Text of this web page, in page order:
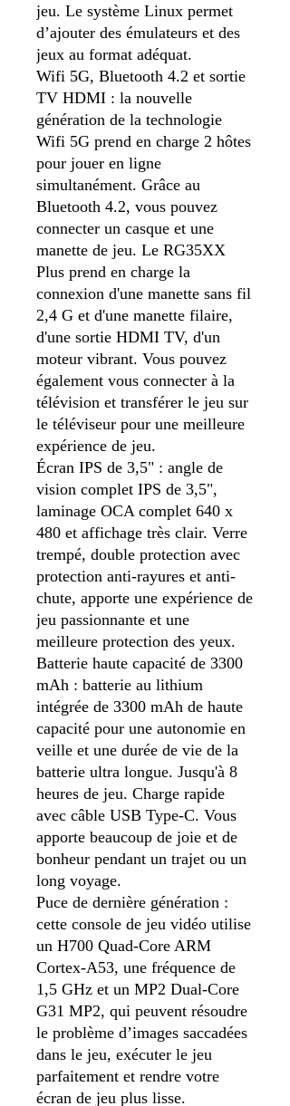
jeu. Le système Linux permet
d’ajouter des émulateurs et des
jeux au format adéquat.
Wifi 5G, Bluetooth 4.2 et sortie
TV HDMI : la nouvelle
génération de la technologie
Wifi 5G prend en charge 2 hôtes
pour jouer en ligne
simultanément. Grâce au
Bluetooth 4.2, vous pouvez
connecter un casque et une
manette de jeu. Le RG35XX
Plus prend en charge la
connexion d'une manette sans fil
2,4 G et d'une manette filaire,
d'une sortie HDMI TV, d'un
moteur vibrant. Vous pouvez
également vous connecter à la
télévision et transférer le jeu sur
le téléviseur pour une meilleure
expérience de jeu.
Écran IPS de 3,5" : angle de
vision complet IPS de 3,5",
laminage OCA complet 640 x
480 et affichage très clair. Verre
trempé, double protection avec
protection anti-rayures et anti-
chute, apporte une expérience de
jeu passionnante et une
meilleure protection des yeux.
Batterie haute capacité de 3300
mAh : batterie au lithium
intégrée de 3300 mAh de haute
capacité pour une autonomie en
veille et une durée de vie de la
batterie ultra longue. Jusqu'à 8
heures de jeu. Charge rapide
avec câble USB Type-C. Vous
apporte beaucoup de joie et de
bonheur pendant un trajet ou un
long voyage.
Puce de dernière génération :
cette console de jeu vidéo utilise
un H700 Quad-Core ARM
Cortex-A53, une fréquence de
1,5 GHz et un MP2 Dual-Core
G31 MP2, qui peuvent résoudre
le problème d’images saccadées
dans le jeu, exécuter le jeu
parfaitement et rendre votre
écran de jeu plus lisse.